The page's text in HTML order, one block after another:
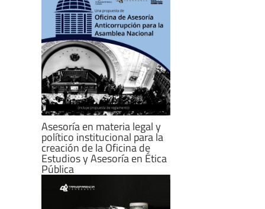
Asesoría en materia legal y
político institucional para la
creación de la Oficina de
Estudios y Asesoría en Ética
Pública